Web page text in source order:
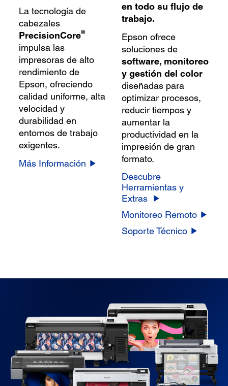
La tecnología de
cabezales
PrecisionCore®
impulsa las
impresoras de alto
rendimiento de
Epson, ofreciendo
calidad uniforme, alta
velocidad y
durabilidad en
entornos de trabajo
exigentes.
Más Información
en todo su flujo de
trabajo.
Epson ofrece
soluciones de
software, monitoreo
y gestión del color
diseñadas para
optimizar procesos,
reducir tiempos y
aumentar la
productividad en la
impresión de gran
formato.
Descubre
Herramientas y
Extras
Monitoreo Remoto
Soporte Técnico